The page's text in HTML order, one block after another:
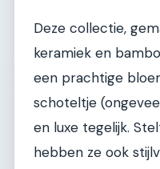
Deze collectie,
keramiek en
een prachtige
schoteltje
en luxe tegelijk.
hebben ze ook